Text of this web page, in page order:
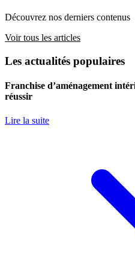
Découvrez nos derniers contenus
Voir tous les articles
Les actualités populaires
Franchise d’aménagement
réussir
Lire la suite